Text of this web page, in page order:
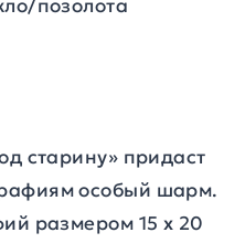
позолота
старину» придаст
особый шарм.
размером 15 х 20